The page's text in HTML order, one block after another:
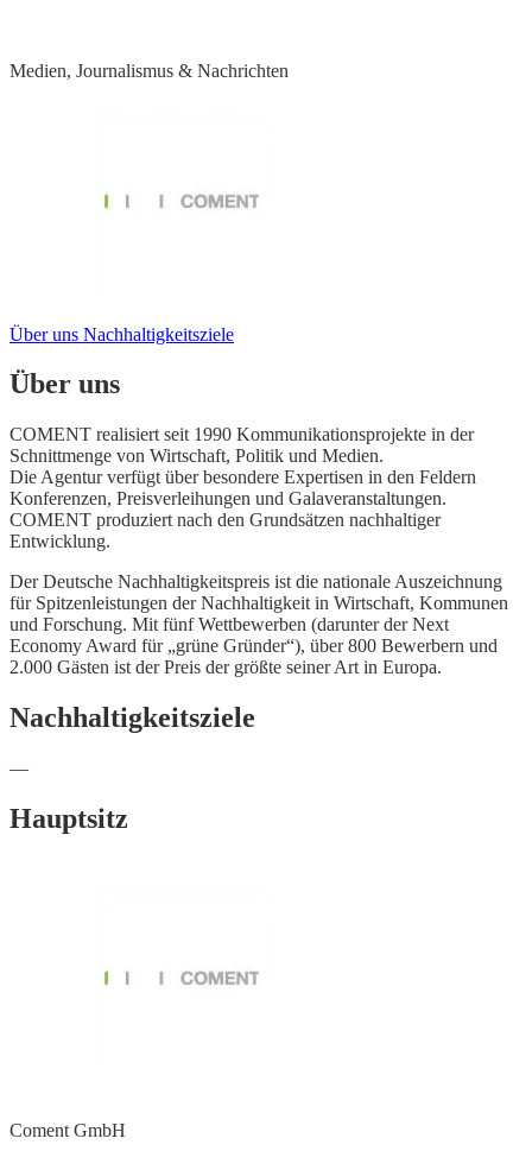
Medien, Journalismus & Nachrichten
Über uns Nachhaltigkeitsziele
Über uns
COMENT realisiert seit 1990 Kommunikationsprojekte in der
Schnittmenge von Wirtschaft, Politik und Medien.
Die Agentur verfügt über besondere Expertisen in den Feldern
Konferenzen, Preisverleihungen und Galaveranstaltungen.
COMENT produziert nach den Grundsätzen nachhaltiger
Entwicklung.
Der Deutsche Nachhaltigkeitspreis ist die nationale Auszeichnung
für Spitzenleistungen der Nachhaltigkeit in Wirtschaft, Kommunen
und Forschung. Mit fünf Wettbewerben (darunter der Next
Economy Award für „grüne Gründer“), über 800 Bewerbern und
2.000 Gästen ist der Preis der größte seiner Art in Europa.
Nachhaltigkeitsziele
—
Hauptsitz
Coment GmbH